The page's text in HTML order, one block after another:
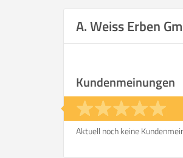
A. Weiss Erben
Kundenmeinungen
Aktuell noch keine